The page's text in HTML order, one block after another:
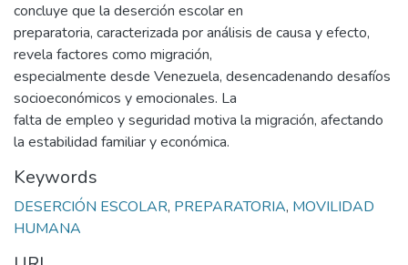
concluye que la deserción escolar en
preparatoria, caracterizada por análisis de causa y efecto,
revela factores como migración,
especialmente desde Venezuela, desencadenando desafíos
socioeconómicos y emocionales. La
falta de empleo y seguridad motiva la migración, afectando
la estabilidad familiar y económica.
Keywords
DESERCIÓN ESCOLAR, PREPARATORIA, MOVILIDAD
HUMANA